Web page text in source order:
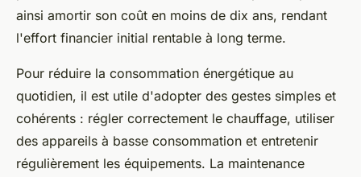
ainsi amortir son coût en moins de dix ans, rendant
l'effort financier initial rentable à long terme.
Pour réduire la consommation énergétique au
quotidien, il est utile d'adopter des gestes simples et
cohérents : régler correctement le chauffage, utiliser
des appareils à basse consommation et entretenir
régulièrement les équipements. La maintenance